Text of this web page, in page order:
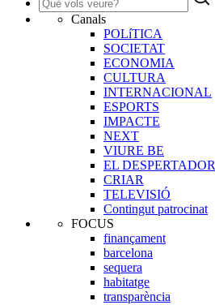
Canals
POLíTICA
SOCIETAT
ECONOMIA
CULTURA
INTERNACIONAL
ESPORTS
IMPACTE
NEXT
VIURE BE
EL DESPERTADOR
CRIAR
TELEVISIÓ
Contingut patrocinat
FOCUS
finançament
barcelona
sequera
habitatge
transparència